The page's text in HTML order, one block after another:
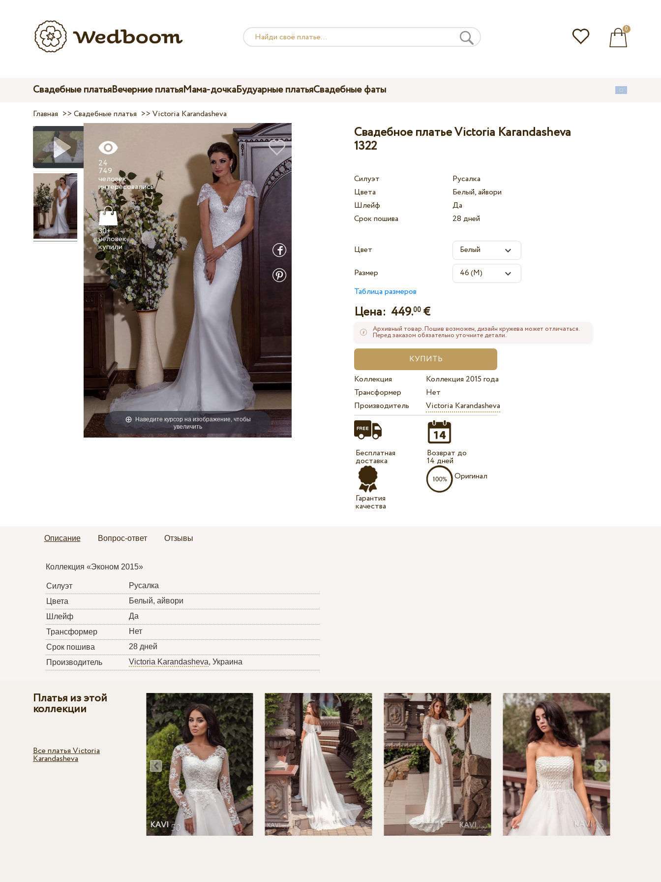
0
Свадебные платьяВечерние платьяМама-дочкаБудуарные платьяСвадебные фаты
Главная >>Свадебные платья >>Victoria Karandasheva
Наведите курсор на изображение, чтобы
увеличить
24
749
человек
интересовались
30+
человек
купили
Свадебное платье Victoria Karandasheva
1322
Силуэт
Русалка
Цвета
Белый, айвори
Шлейф
Да
Срок пошива
28 дней
Цвет
Размер
Таблица размеров
Цена: 449.00 €
Архивный товар. Пошив возможен, дизайн кружева может отличаться.
Перед заказом обязательно уточните детали.
Коллекция
Коллекция 2015 года
Трансформер
Нет
Производитель
Victoria Karandasheva
Бесплатная
доставка
Гарантия
качества
Возврат до
14 дней
Оригинал
Описание Вопрос-ответ Отзывы
Коллекция «Эконом 2015»
Силуэт
Русалка
Цвета
Белый, айвори
Шлейф
Да
Трансформер
Нет
Срок пошива
28 дней
Производитель
Victoria Karandasheva, Украина
Платья из этой
коллекции
Все платья Victoria
Karandasheva